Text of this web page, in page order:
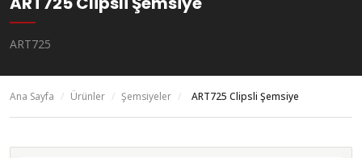
ART725
Ana Sayfa / Ürünler / Şemsiyeler / ART725 Clipsli Şemsiye